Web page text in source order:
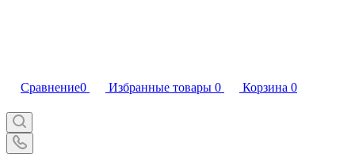
Сравнение0 Избранные товары 0 Корзина 0